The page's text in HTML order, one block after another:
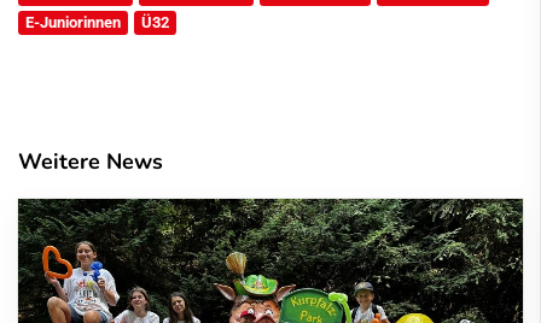
E-Juniorinnen
Ü32
Weitere News